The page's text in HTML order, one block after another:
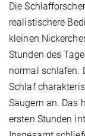
Die
realistischere
kleinen
Stunden des
normal schlafen.
Schlaf
Säugern an. Das
ersten Stunden